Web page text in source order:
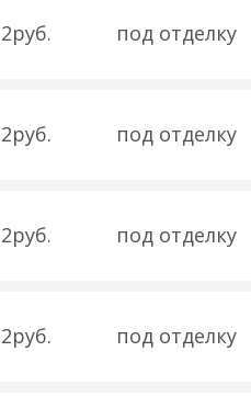
под отделку
под отделку
под отделку
под отделку